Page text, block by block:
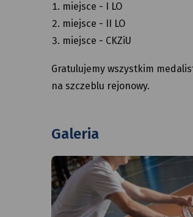
miejsce - I LO
miejsce - II LO
miejsce - CKZiU
Gratulujemy wszystkim
na szczeblu rejonowy.
Galeria
Zawodnik
rozpoczyna
mecz
zagrywką